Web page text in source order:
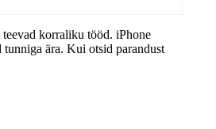
teevad korraliku tööd. iPhone
tunniga ära. Kui otsid parandust